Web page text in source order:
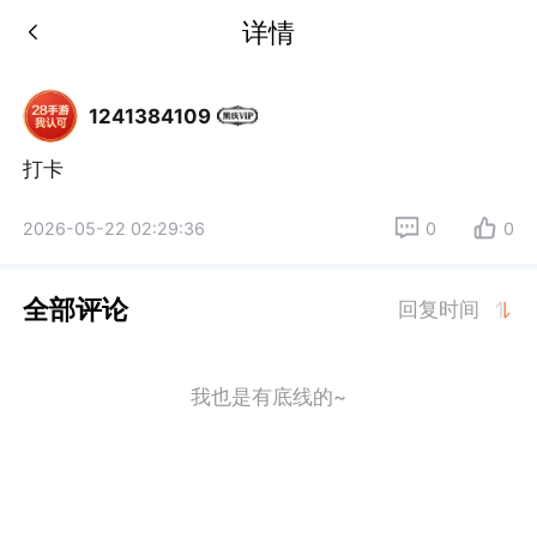
详情
1241384109
打卡
2026-05-22 02:29:36 0 0
全部评论 回复时间
我也是有底线的~